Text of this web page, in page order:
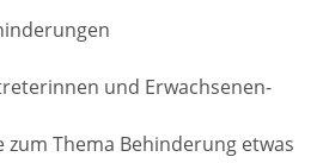
und Erwachsenen-
zum Thema Behinderung etwas